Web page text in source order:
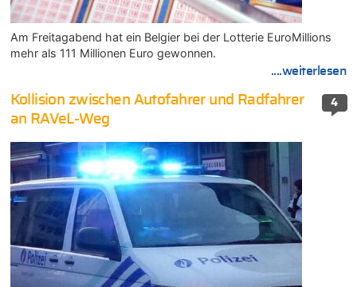
Am Freitagabend hat ein Belgier bei der Lotterie EuroMillions
mehr als 111 Millionen Euro gewonnen.
....weiterlesen
4
Kollision zwischen Autofahrer und Radfahrer
an RAVeL-Weg